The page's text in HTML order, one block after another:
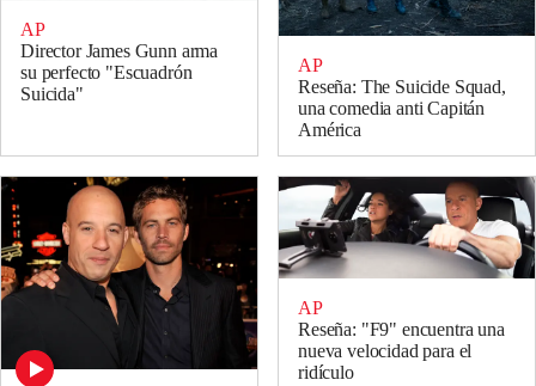
AP
Director James Gunn arma
su perfecto "Escuadrón
Suicida"
AP
Reseña: The Suicide Squad,
una comedia anti Capitán
América
AP
Reseña: "F9" encuentra una
nueva velocidad para el
ridículo